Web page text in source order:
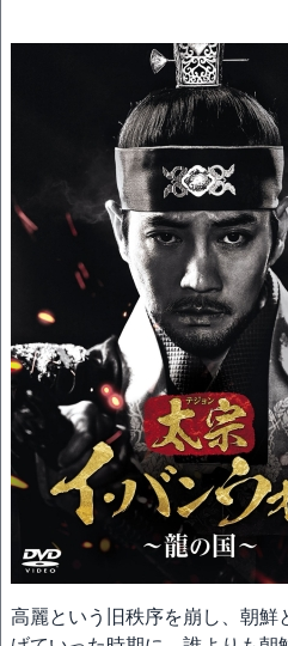
高麗という旧秩序を崩し、朝鮮